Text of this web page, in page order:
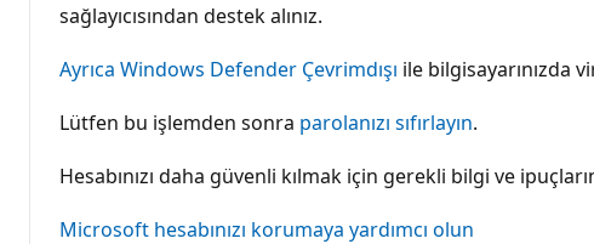
sağlayıcısından destek alınız.
Ayrıca Windows Defender Çevrimdışı ile bilgisayarınızda
Lütfen bu işlemden sonra parolanızı sıfırlayın.
Hesabınızı daha güvenli kılmak için gerekli bilgi ve
Microsoft hesabınızı korumaya yardımcı olun